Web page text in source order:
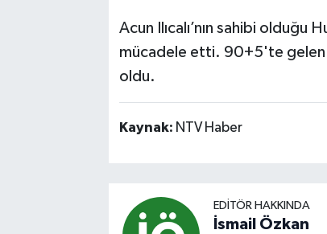
Acun Ilıcalı’nın sahibi
mücadele etti. 90+5'te gelen
oldu.
Kaynak: NTV Haber
EDITÖR HAKKINDA
İsmail Özkan